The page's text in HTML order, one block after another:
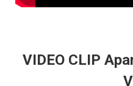
VIDEO CLIP